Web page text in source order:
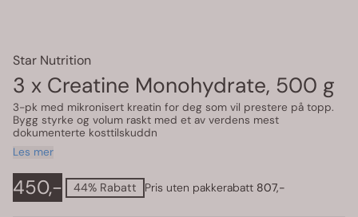
Star Nutrition
3 x Creatine Monohydrate, 500 g
3-pk med mikronisert kreatin for deg som vil prestere på topp.
Bygg styrke og volum raskt med et av verdens mest
dokumenterte kosttilskuddn
Les mer
450,- 44% Rabatt Pris uten pakkerabatt 807,-